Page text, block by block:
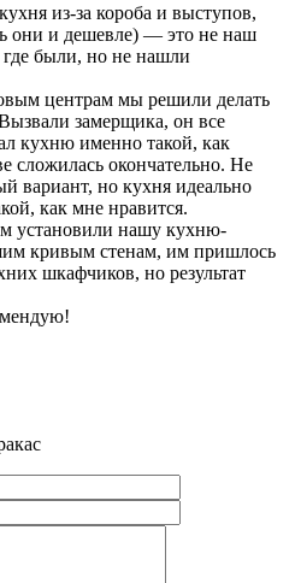
из-за короба и выступов,
они и дешевле) — это не наш
были, но не нашли
центрам мы решили делать
замерщика, он все
кухню именно такой, как
сложилась окончательно. Не
вариант, но кухня идеально
как мне нравится.
установили нашу кухню-
кривым стенам, им пришлось
шкафчиков, но результат